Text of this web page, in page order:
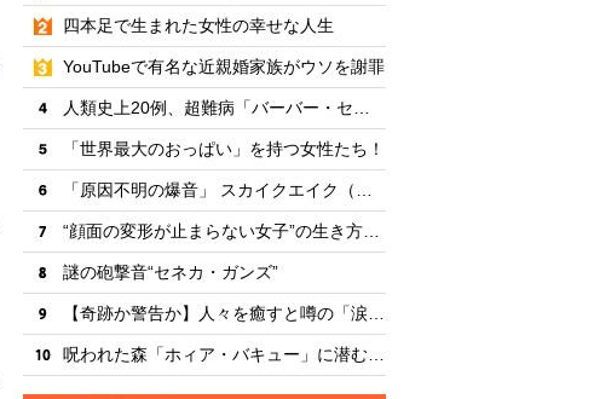
・
四本足で生まれた女性の幸せな人生
・
YouTubeで有名な近親婚家族がウソを謝罪
・
・「世界最大のおっぱい」を持つ女性たち！
・
・
・
謎の砲撃音“セネカ・ガンズ”
・
・